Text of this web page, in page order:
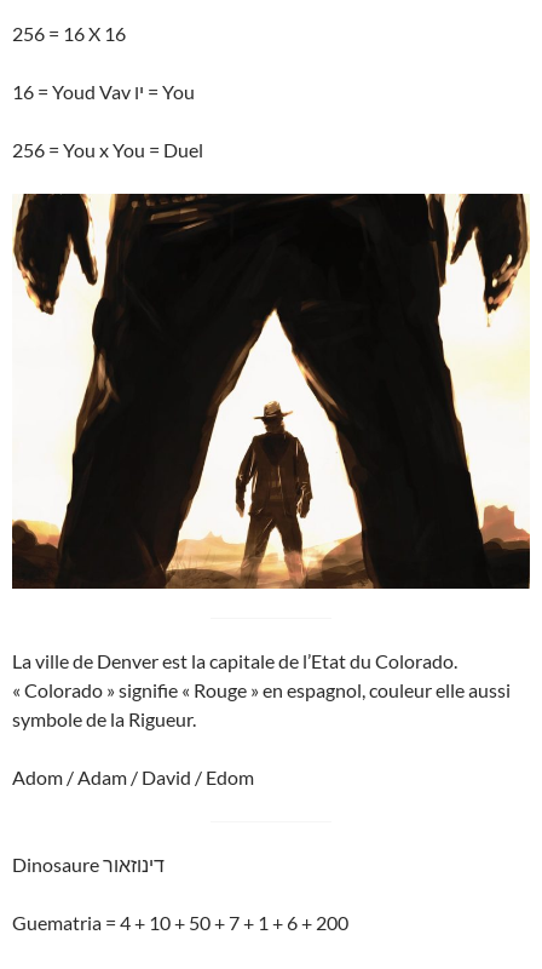
256 = 16 X 16
16 = Youd Vav יו = You
256 = You x You = Duel
La ville de Denver est la capitale de l’Etat du Colorado.
« Colorado » signifie « Rouge » en espagnol, couleur elle aussi
symbole de la Rigueur.
Adom / Adam / David / Edom
Dinosaure דינוזאור
Guematria = 4 + 10 + 50 + 7 + 1 + 6 + 200